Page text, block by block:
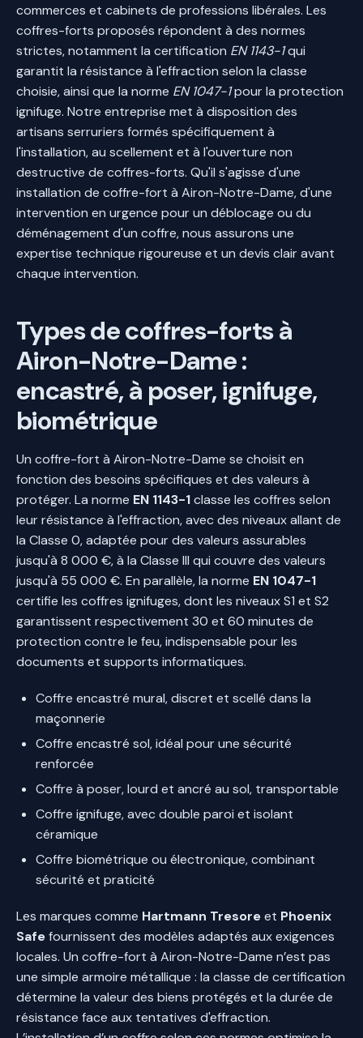
commerces et cabinets de professions libérales. Les
coffres-forts proposés répondent à des normes
strictes, notamment la certification EN 1143-1qui
garantit la résistance à l'effraction selon la classe
choisie, ainsi que la norme EN 1047-1pour la protection
ignifuge. Notre entreprise met à disposition des
artisans serruriers formés spécifiquement à
l'installation, au scellement et à l'ouverture non
destructive de coffres-forts. Qu'il s'agisse d'une
installation de coffre-fort à Airon-Notre-Dame, d'une
intervention en urgence pour un déblocage ou du
déménagement d'un coffre, nous assurons une
expertise technique rigoureuse et un devis clair avant
chaque intervention.
Types de coffres-forts à
Airon-Notre-Dame :
encastré, à poser, ignifuge,
biométrique
Un coffre-fort à Airon-Notre-Dame se choisit en
fonction des besoins spécifiques et des valeurs à
protéger. La norme EN 1143-1classe les coffres selon
leur résistance à l'effraction, avec des niveaux allant de
la Classe 0, adaptée pour des valeurs assurables
jusqu'à 8 000 €, à la Classe III qui couvre des valeurs
jusqu'à 55 000 €. En parallèle, la norme EN 1047-1
certifie les coffres ignifuges, dont les niveaux S1 et S2
garantissent respectivement 30 et 60 minutes de
protection contre le feu, indispensable pour les
documents et supports informatiques.
Coffre encastré mural, discret et scellé dans la
maçonnerie
Coffre encastré sol, idéal pour une sécurité
renforcée
Coffre à poser, lourd et ancré au sol, transportable
Coffre ignifuge, avec double paroi et isolant
céramique
Coffre biométrique ou électronique, combinant
sécurité et praticité
Les marques comme Hartmann Tresoreet Phoenix
Safefournissent des modèles adaptés aux exigences
locales. Un coffre-fort à Airon-Notre-Dame n’est pas
une simple armoire métallique : la classe de certification
détermine la valeur des biens protégés et la durée de
résistance face aux tentatives d'effraction.